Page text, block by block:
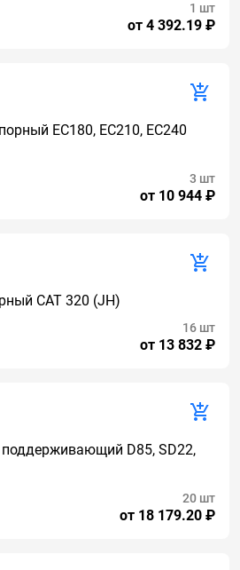
от 4 392.19 ₽
1 шт
EC180, EC210, EC240
от 10 944 ₽
3 шт
CAT 320 (JH)
от 13 832 ₽
16 шт
поддерживающий D85, SD22,
от 18 179.20 ₽
20 шт